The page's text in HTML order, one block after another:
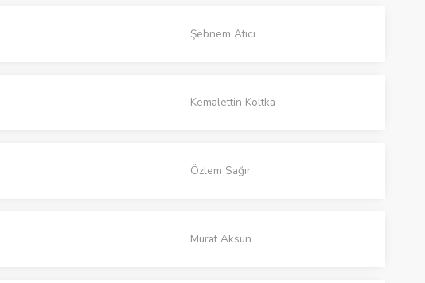
Şebnem Atıcı
Kemalettin Koltka
Özlem Sağır
Murat Aksun